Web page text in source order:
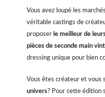
Vous avez loupé les
véritable castings de
proposer le meilleur de
pièces de seconde main
dressing unique pour bien
Vous êtes créateur et vous
univers? Pour cette édition